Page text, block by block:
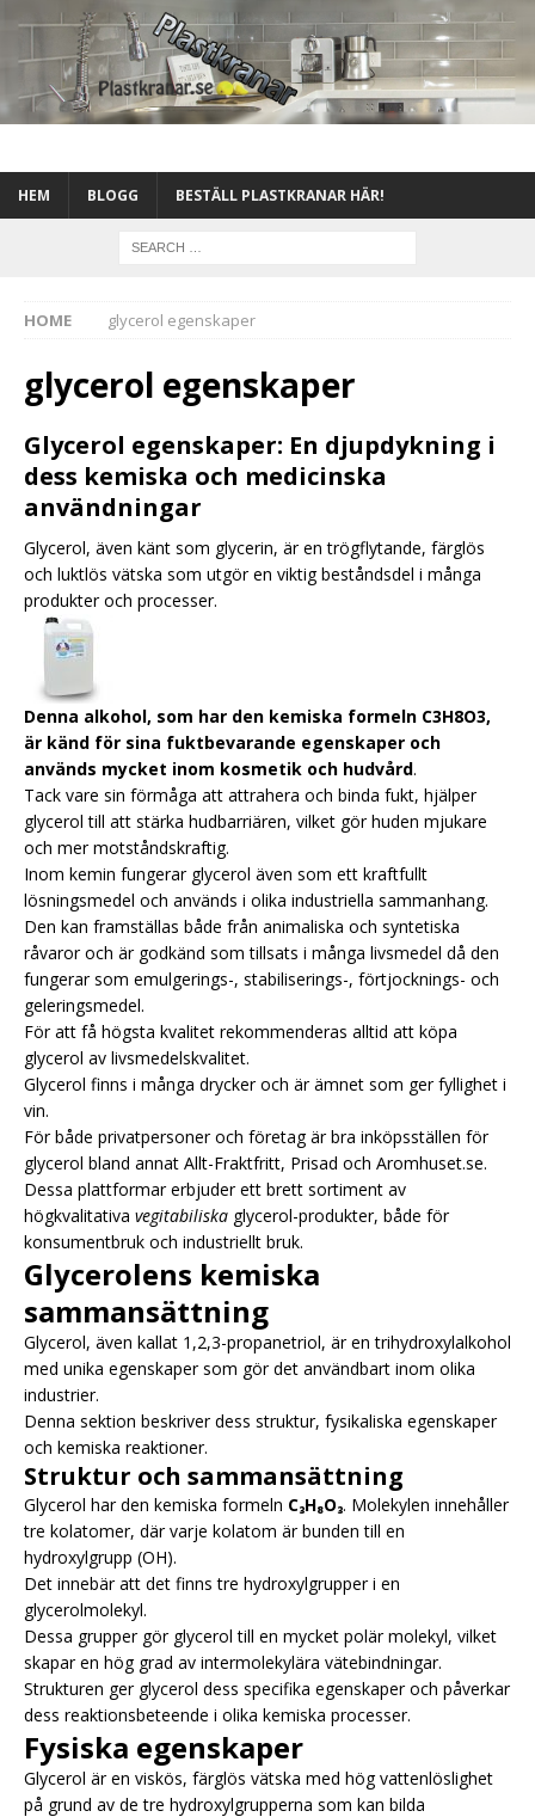
HEM BLOGG BESTÄLL PLASTKRANAR HÄR!
HOME glycerol egenskaper
glycerol egenskaper
Glycerol egenskaper: En djupdykning i
dess kemiska och medicinska
användningar
Glycerol, även känt som glycerin, är en trögflytande, färglös
och luktlös vätska som utgör en viktig beståndsdel i många
produkter och processer.
Denna alkohol, som har den kemiska formeln C3H8O3,
är känd för sina fuktbevarande egenskaper och
används mycket inom kosmetik och hudvård.
Tack vare sin förmåga att attrahera och binda fukt, hjälper
glycerol till att stärka hudbarriären, vilket gör huden mjukare
och mer motståndskraftig.
Inom kemin fungerar glycerol även som ett kraftfullt
lösningsmedel och används i olika industriella sammanhang.
Den kan framställas både från animaliska och syntetiska
råvaror och är godkänd som tillsats i många livsmedel då den
fungerar som emulgerings-, stabiliserings-, förtjocknings- och
geleringsmedel.
För att få högsta kvalitet rekommenderas alltid att köpa
glycerol av livsmedelskvalitet.
Glycerol finns i många drycker och är ämnet som ger fyllighet i
vin.
För både privatpersoner och företag är bra inköpsställen för
glycerol bland annat Allt-Fraktfritt, Prisad och Aromhuset.se.
Dessa plattformar erbjuder ett brett sortiment av
högkvalitativa vegitabiliska glycerol-produkter, både för
konsumentbruk och industriellt bruk.
Glycerolens kemiska
sammansättning
Glycerol, även kallat 1,2,3-propanetriol, är en trihydroxylalkohol
med unika egenskaper som gör det användbart inom olika
industrier.
Denna sektion beskriver dess struktur, fysikaliska egenskaper
och kemiska reaktioner.
Struktur och sammansättning
Glycerol har den kemiska formeln C₃H₈O₃. Molekylen innehåller
tre kolatomer, där varje kolatom är bunden till en
hydroxylgrupp (OH).
Det innebär att det finns tre hydroxylgrupper i en
glycerolmolekyl.
Dessa grupper gör glycerol till en mycket polär molekyl, vilket
skapar en hög grad av intermolekylära vätebindningar.
Strukturen ger glycerol dess specifika egenskaper och påverkar
dess reaktionsbeteende i olika kemiska processer.
Fysiska egenskaper
Glycerol är en viskös, färglös vätska med hög vattenlöslighet
på grund av de tre hydroxylgrupperna som kan bilda